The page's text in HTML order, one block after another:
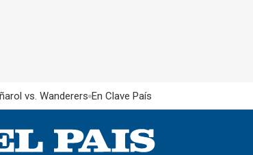
vs. Wanderers En Clave País